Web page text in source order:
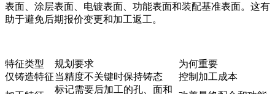
表面、涂层表面、电镀表面、功能表面和装配基准表面。这有
助于避免后期报价变更和加工返工。
特征类型 规划要求
为何重要
仅铸造特征当精度不关键时保持铸态
控制加工成本
标记需要后加工的孔、面和